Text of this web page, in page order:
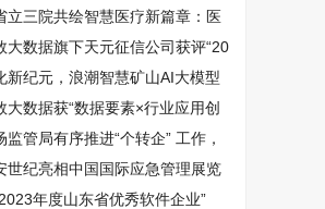
立三院共绘智慧医疗新篇章：医
领行业革新
大数据旗下天元征信公司获评“20
企业”
新纪元，浪潮智慧矿山AI大模型
大数据获“数据要素×行业应用创
管局有序推进“个转企” 工作，
世纪亮相中国国际应急管理展览
年度山东省优秀软件企业”